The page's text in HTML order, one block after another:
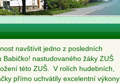
navštívit jedno z posledních
nastudovaného žáky ZUŠ
této ZUŠ. V rolích hudebních,
přímo uchvátily excelentní výkony